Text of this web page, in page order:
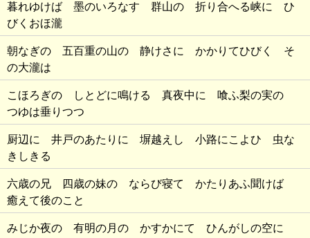
暮れゆけば 墨のいろなす 群山の 折り合へる峡に ひ
びくおほ瀧
朝なぎの 五百重の山の 静けさに かかりてひびく そ
の大瀧は
こほろぎの しとどに鳴ける 真夜中に 喰ふ梨の実の
つゆは垂りつつ
厨辺に 井戸のあたりに 塀越えし 小路にこよひ 虫な
きしきる
六歳の兄 四歳の妹の ならび寝て かたりあふ聞けば
癒えて後のこと
みじか夜の 有明の月の かすかにて ひんがしの空に